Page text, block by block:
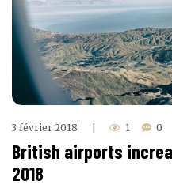
3 février 2018 1 0
British airports
2018